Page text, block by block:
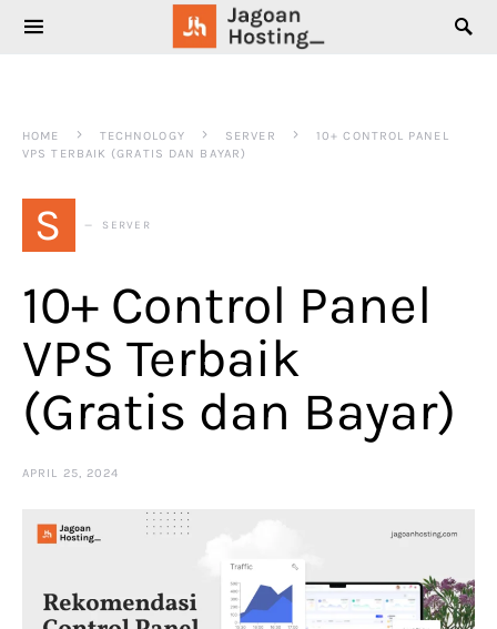
SEARCH FOR:
HOME TECHNOLOGY SERVER
10+ CONTROL PANEL
VPS TERBAIK (GRATIS DAN BAYAR)
S SERVER
10+ Control Panel
VPS Terbaik
(Gratis dan Bayar)
APRIL 25, 2024